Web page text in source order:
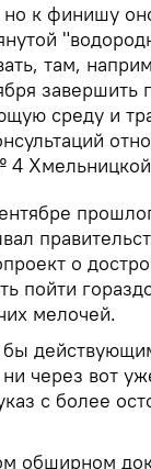
к финишу
там,
завершить
среду и
4
о
мелочей.
через вот
с более
обширном